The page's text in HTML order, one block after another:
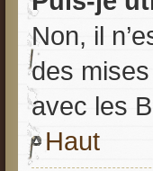
Non, il
des
avec les
Haut